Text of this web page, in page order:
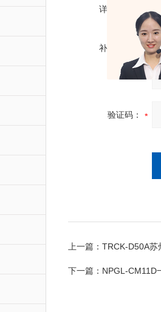
详细地址：
补充说明：
验证码：
上一篇： TRCK-D50A苏
下一篇： NPGL-CM11D